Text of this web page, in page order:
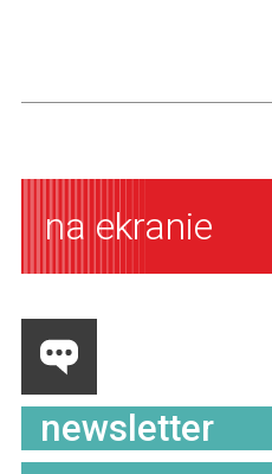
na ekranie
newsletter